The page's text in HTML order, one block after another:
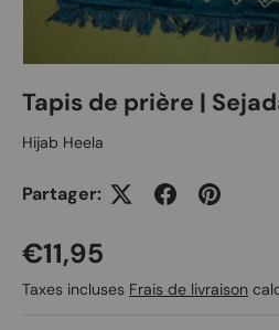
Tapis de prière |
Hijab Heela
Partager:
Prix habituel
€11,95
Taxes incluses Frais de livraison